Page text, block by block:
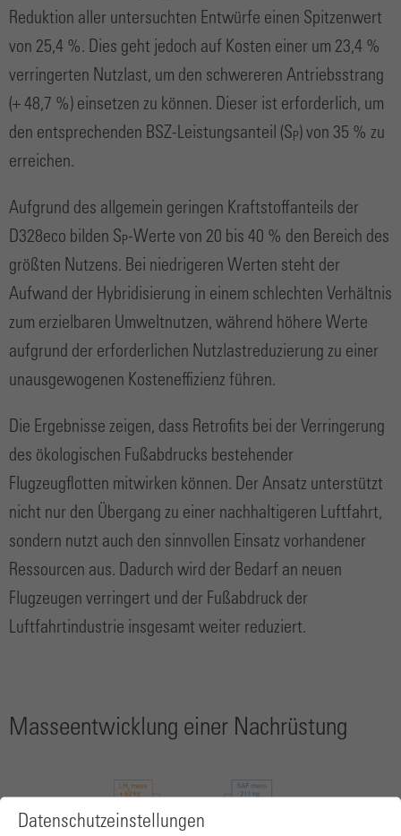
Reduktion aller untersuchten Entwürfe einen Spitzenwert
von 25,4 %. Dies geht jedoch auf Kosten einer um 23,4 %
verringerten Nutzlast, um den schwereren Antriebsstrang
(+ 48,7 %) einsetzen zu können. Dieser ist erforderlich, um
den entsprechenden BSZ-Leistungsanteil (SP) von 35 % zu
erreichen.
Aufgrund des allgemein geringen Kraftstoffanteils der
D328eco bilden SP-Werte von 20 bis 40 % den Bereich des
größten Nutzens. Bei niedrigeren Werten steht der
Aufwand der Hybridisierung in einem schlechten Verhältnis
zum erzielbaren Umweltnutzen, während höhere Werte
aufgrund der erforderlichen Nutzlastreduzierung zu einer
unausgewogenen Kosteneffizienz führen.
Die Ergebnisse zeigen, dass Retrofits bei der Verringerung
des ökologischen Fußabdrucks bestehender
Flugzeugflotten mitwirken können. Der Ansatz unterstützt
nicht nur den Übergang zu einer nachhaltigeren Luftfahrt,
sondern nutzt auch den sinnvollen Einsatz vorhandener
Ressourcen aus. Dadurch wird der Bedarf an neuen
Flugzeugen verringert und der Fußabdruck der
Luftfahrtindustrie insgesamt weiter reduziert.
Masseentwicklung einer Nachrüstung
Datenschutzeinstellungen